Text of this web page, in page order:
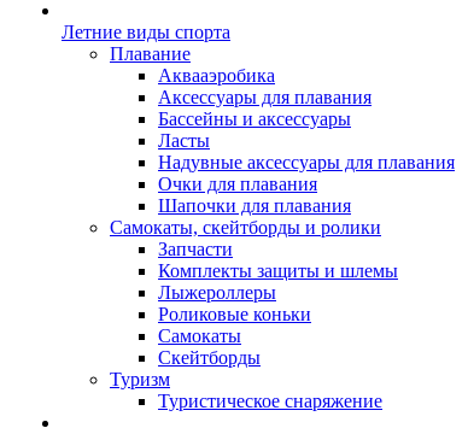
Летние виды спорта
Плавание
Аквааэробика
Аксессуары для плавания
Бассейны и аксессуары
Ласты
Надувные аксессуары для плавания
Очки для плавания
Шапочки для плавания
Самокаты, скейтборды и ролики
Запчасти
Комплекты защиты и шлемы
Лыжероллеры
Роликовые коньки
Самокаты
Скейтборды
Туризм
Туристическое снаряжение